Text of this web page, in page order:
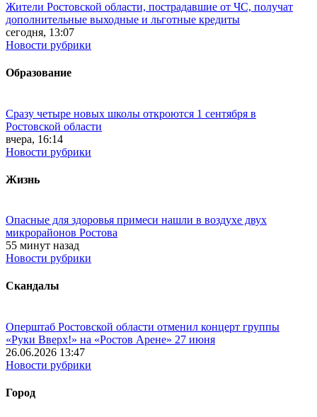
Жители Ростовской области, пострадавшие от ЧС, получат
дополнительные выходные и льготные кредиты
сегодня, 13:07
Новости рубрики
Образование
Сразу четыре новых школы откроются 1 сентября в
Ростовской области
вчера, 16:14
Новости рубрики
Жизнь
Опасные для здоровья примеси нашли в воздухе двух
микрорайонов Ростова
55 минут назад
Новости рубрики
Скандалы
Оперштаб Ростовской области отменил концерт группы
«Руки Вверх!» на «Ростов Арене» 27 июня
26.06.2026 13:47
Новости рубрики
Город